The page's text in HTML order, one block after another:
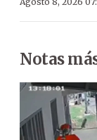
Notas